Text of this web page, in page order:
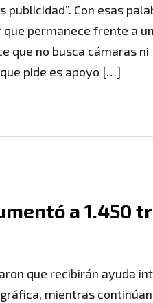
publicidad”. Con esas
permanece frente a
que no busca cámaras ni
pide es apoyo […]
a 1.450
que recibirán ayuda
mientras